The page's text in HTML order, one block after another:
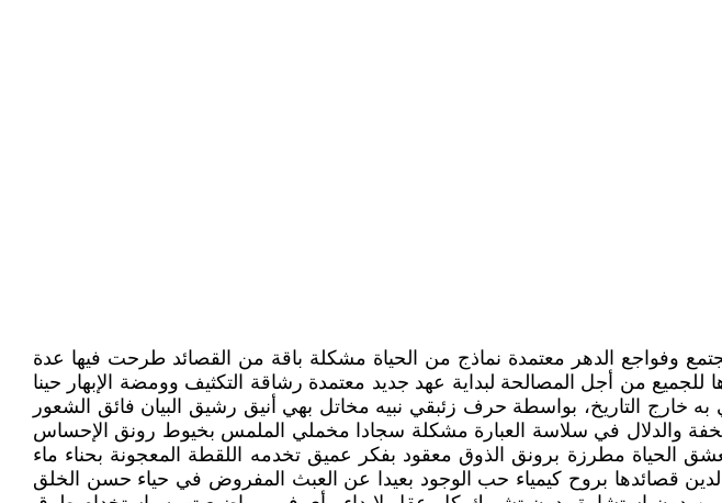
على 75 قصيدة لشاعرة تشربت وجع المجتمع وفواجع الدهر معتمدة نماذج من الحياة مشكلة باقة من القصائد طرحت فيها عدة
من أجل المصالحة لبداية عهد جديد معتمدة رشاقة التكثيف وومضة الإبهار حينا
خارج التاريخ، بواسطة حرف زئبقي نبيه مخاتل بهي أنيق رشيق البيان فائق الشعور
الخفة والدلال في سلاسة العبارة مشكلة سجادا مخملي الملمس بخيوط رونق الإحساس
الحياة مطرزة برونق الذوق معقود بفكر عميق تخدمه اللقطة المعجونة بحناء ماء
قصائدها بروح كيمياء حب الوجود بعيدا عن العبث المفروض في حياء حسن الخلق